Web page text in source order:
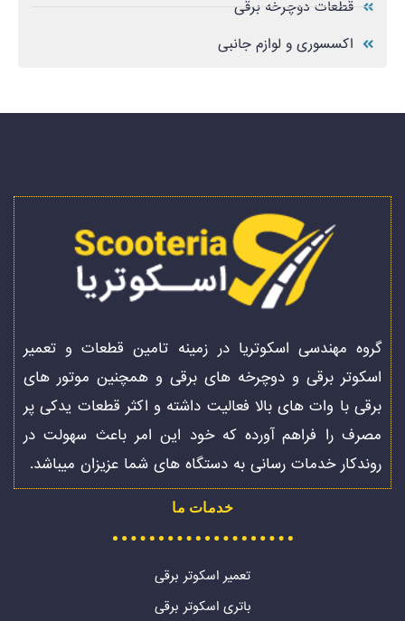
قطعات دوچرخه برقی
اکسسوری و لوازم جانبی
گروه مهندسی اسکوتریا در زمینه تامین قطعات و تعمیر
اسکوتر برقی و دوچرخه های برقی و همچنین موتور های
برقی با وات های بالا فعالیت داشته و اکثر قطعات یدکی پر
مصرف را فراهم آورده که خود این امر باعث سهولت در
روندکار خدمات رسانی به دستگاه های شما عزیزان میباشد.
خدمات ما
تعمیر اسکوتر برقی
باتری اسکوتر برقی